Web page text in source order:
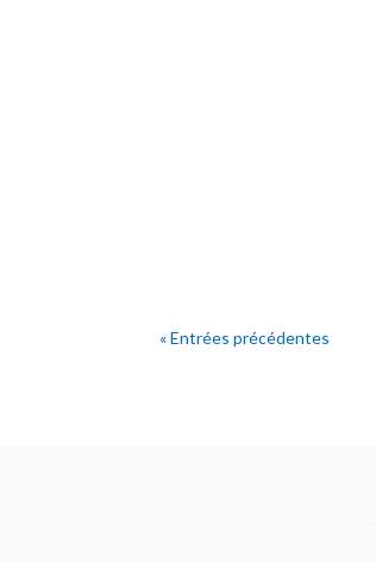
« Entrées précédentes